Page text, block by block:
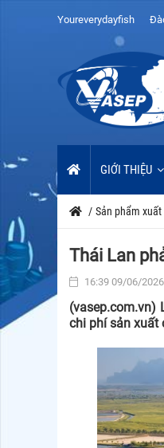
Youreverydayfish
GIỚI THIỆU
/ Sản phẩm xuất
Thái Lan
16:39 09/06/2026
chi phí sản xuất